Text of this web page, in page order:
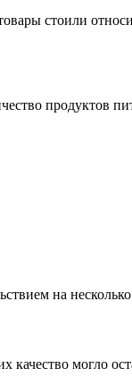
стоили
продуктов
на
могло